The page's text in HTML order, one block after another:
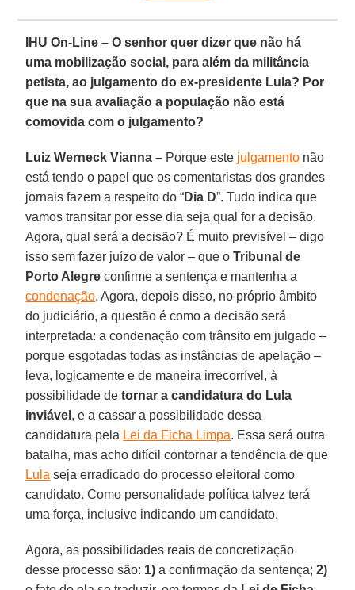
IHU On-Line – O senhor quer dizer que não há
uma mobilização social, para além da militância
petista, ao julgamento do ex-presidente Lula? Por
que na sua avaliação a população não está
comovida com o julgamento?
Luiz Werneck Vianna – Porque este julgamento não
está tendo o papel que os comentaristas dos grandes
jornais fazem a respeito do “Dia D”. Tudo indica que
vamos transitar por esse dia seja qual for a decisão.
Agora, qual será a decisão? É muito previsível – digo
isso sem fazer juízo de valor – que oTribunal de
Porto Alegre confirme a sentença e mantenha a
condenação. Agora, depois disso, no próprio âmbito
do judiciário, a questão é como a decisão será
interpretada: a condenação com trânsito em julgado –
porque esgotadas todas as instâncias de apelação –
leva, logicamente e de maneira irrecorrível, à
possibilidade detornar a candidatura do Lula
inviável , e a cassar a possibilidade dessa
candidatura pela Lei da Ficha Limpa. Essa será outra
batalha, mas acho difícil contornar a tendência de que
Lula seja erradicado do processo eleitoral como
candidato. Como personalidade política talvez terá
uma força, inclusive indicando um candidato.
Agora, as possibilidades reais de concretização
desse processo são: 1) a confirmação da sentença; 2)